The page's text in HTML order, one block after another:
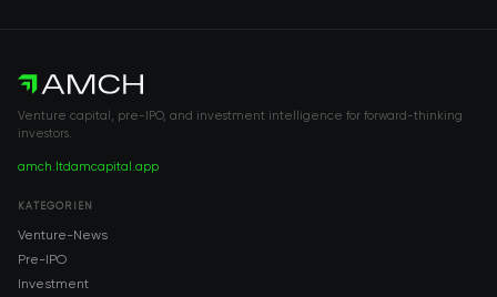
Venture capital, pre-IPO, and investment intelligence for forward-thinking
investors.
amch.ltdamcapital.app
KATEGORIEN
Venture-News
Pre-IPO
Investment